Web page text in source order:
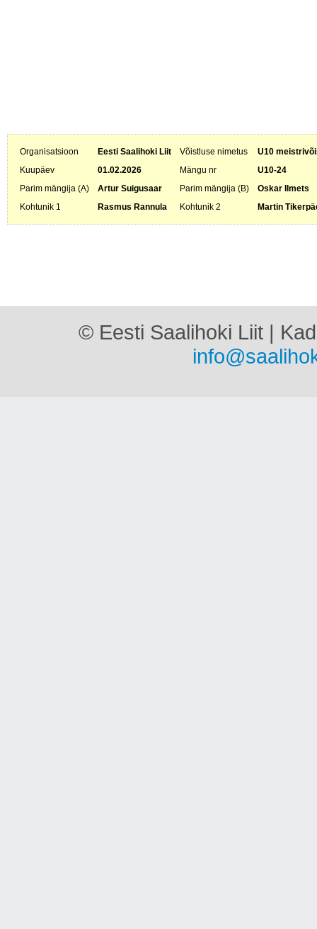
Organisatsioon Eesti Saalihoki Liit Võistluse nimetus
U10
Kuupäev
01.02.2026 Mängu nr
U10-24
Parim mängija (A)
Artur Suigusaar Parim mängija (B)
Oskar Ilmets
Kohtunik 1
Rasmus Rannula Kohtunik 2 Martin
© Eesti Saalihoki Liit |